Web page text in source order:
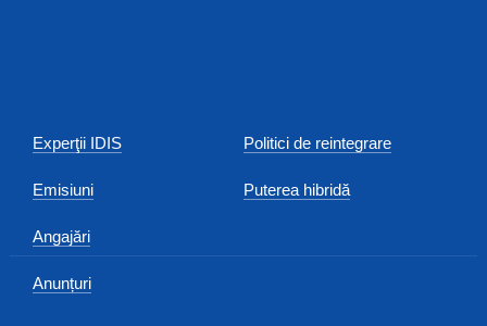
Experţii IDIS
Emisiuni
Angajări
Anunțuri
Politici de reintegrare
Puterea hibridă